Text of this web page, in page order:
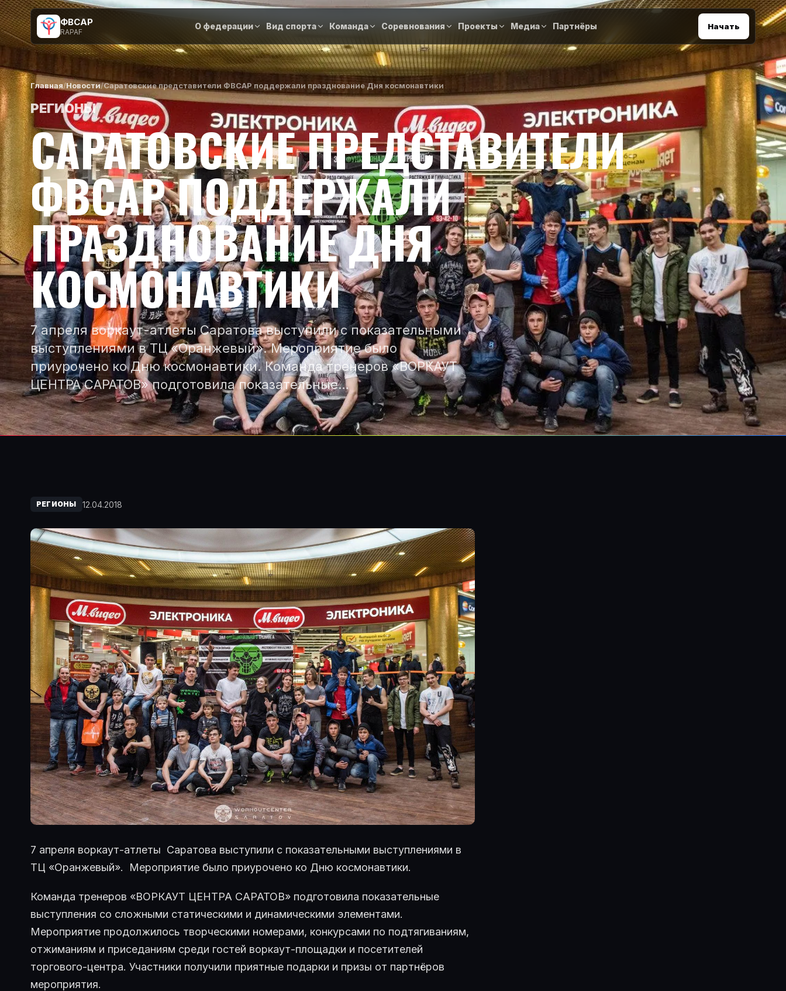
ФВСАР
RAPAF
О федерации Вид спорта Команда Соревнования Проекты Медиа Партнёры Начать
Главная/Новости/Саратовские представители ФВСАР поддержали празднование Дня космонавтики
РЕГИОНЫ
САРАТОВСКИЕ ПРЕДСТАВИТЕЛИ
ФВСАР ПОДДЕРЖАЛИ
ПРАЗДНОВАНИЕ ДНЯ
КОСМОНАВТИКИ
7 апреля воркаут-атлеты Саратова выступили с показательными
выступлениями в ТЦ «Оранжевый». Мероприятие было
приурочено ко Дню космонавтики. Команда тренеров «ВОРКАУТ
ЦЕНТРА САРАТОВ» подготовила показательные…
РЕГИОНЫ 12.04.2018
7 апреля воркаут-атлеты Саратова выступили с показательными выступлениями в
ТЦ «Оранжевый». Мероприятие было приурочено ко Дню космонавтики.
Команда тренеров «ВОРКАУТ ЦЕНТРА САРАТОВ» подготовила показательные
выступления со сложными статическими и динамическими элементами.
Мероприятие продолжилось творческими номерами, конкурсами по подтягиваниям,
отжиманиям и приседаниям среди гостей воркаут-площадки и посетителей
торгового-центра. Участники получили приятные подарки и призы от партнёров
мероприятия.